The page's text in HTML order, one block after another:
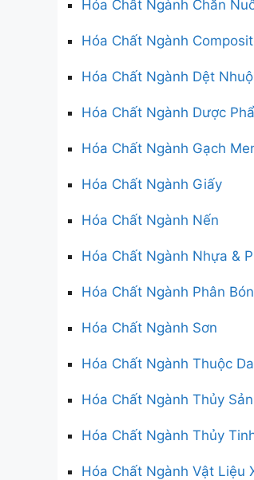
Hóa Chất Ngành Chăn
Hóa Chất Ngành
Hóa Chất Ngành Dệt
Hóa Chất Ngành Dược
Hóa Chất Ngành Gạch
Hóa Chất Ngành Giấy
Hóa Chất Ngành Nến
Hóa Chất Ngành Nhựa &
Hóa Chất Ngành Phân Bón
Hóa Chất Ngành Sơn
Hóa Chất Ngành Thuộc Da
Hóa Chất Ngành Thủy Sản
Hóa Chất Ngành Thủy
Hóa Chất Ngành Vật Liệu